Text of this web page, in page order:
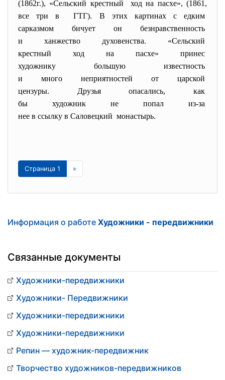
(1862г.), «Сельский крестный ход на пасхе», (1861,
все три в ГТГ). В этих картинах с едким
сарказмом бичует он безнравственность
и ханжество духовенства. «Сельский
крестный ход на пасхе» принес
художнику большую известность
и много неприятностей от царской
цензуры. Друзья опасались, как
бы художник не попал из-за
нее в ссылку в Саловецкий монастырь.
Страница 1 »
Информация о работе Художники - передвижники
Связанные документы
Художники-передвижники
Художники- Передвижники
Художники-передвижники
Художники-передвижники
Репин — художник-передвижник
Творчество художников-передвижников